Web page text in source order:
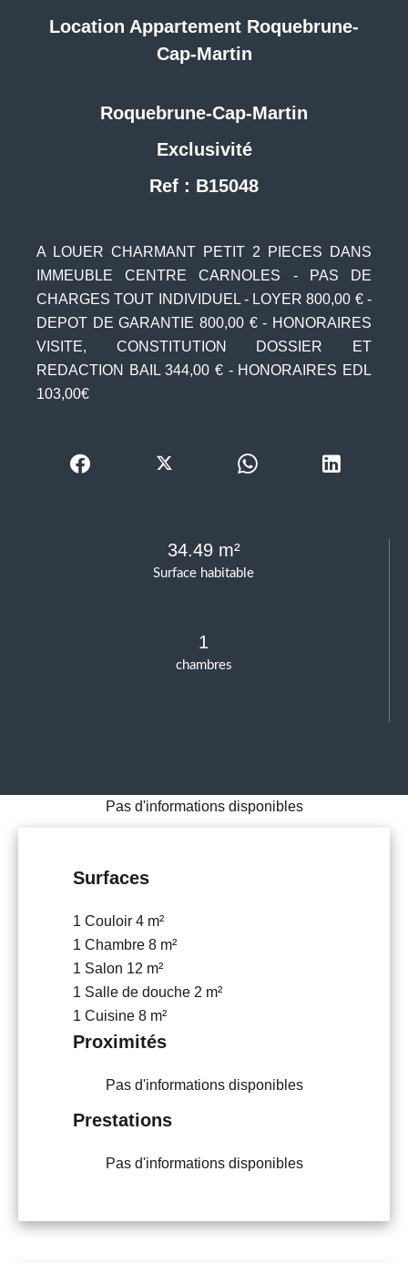
Surface habitable
34.49 m²
chambres
1
Location Appartement Roquebrune-
Cap-Martin
Roquebrune-Cap-Martin
Exclusivité
Ref : B15048
A LOUER CHARMANT PETIT 2 PIECES DANS
IMMEUBLE CENTRE CARNOLES - PAS DE
CHARGES TOUT INDIVIDUEL - LOYER 800,00 € -
DEPOT DE GARANTIE 800,00 € - HONORAIRES
VISITE, CONSTITUTION DOSSIER ET
REDACTION BAIL 344,00 € - HONORAIRES EDL
103,00€
Pas d'informations disponibles
Surfaces
1 Couloir 4 m²
1 Chambre 8 m²
1 Salon 12 m²
1 Salle de douche 2 m²
1 Cuisine 8 m²
Proximités
Pas d'informations disponibles
Prestations
Pas d'informations disponibles